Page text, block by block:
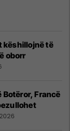
këshillojnë të
oborr
Francë